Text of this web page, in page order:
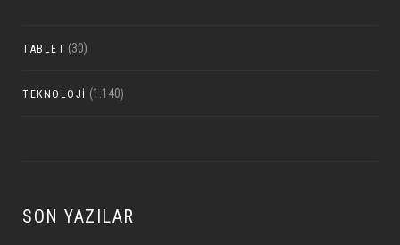
TABLET (30)
TEKNOLOJI (1.140)
SON YAZILAR